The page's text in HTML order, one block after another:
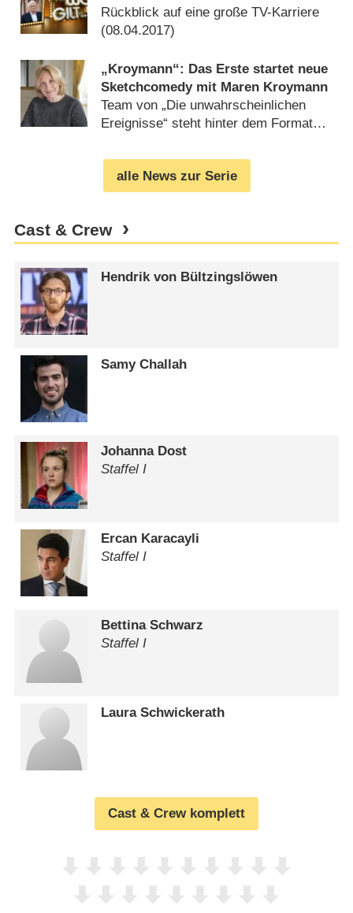
Rückblick auf eine große TV-Karriere
(08.04.2017)
„Kroymann“: Das Erste startet neue
Sketchcomedy mit Maren Kroymann
Team von „Die unwahrscheinlichen
Ereignisse“ steht hinter dem Format
alle News zur Serie
Cast & Crew
Hendrik von Bültzingslöwen
Samy Challah
Johanna Dost
Staffel I
Ercan Karacayli
Staffel I
Bettina Schwarz
Staffel I
Laura Schwickerath
Cast & Crew komplett